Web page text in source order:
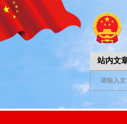
站内文